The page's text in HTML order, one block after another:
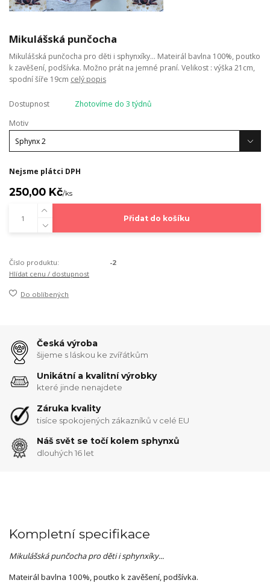
Mikulášská punčocha
Mikulášská punčocha pro děti i sphynxíky... Mateirál bavlna 100%, poutko
k zavěšení, podšívka. Možno prát na jemné praní. Velikost : výška 21cm,
spodní šíře 19cm celý popis
Dostupnost
Zhotovíme do 3 týdnů
Motiv
Nejsme plátci DPH
250,00 Kč/ks
Přidat do košíku
Číslo produktu:
-2
Hlídat cenu / dostupnost
Do oblíbených
Česká výroba
šijeme s láskou ke zvířátkům
Unikátní a kvalitní výrobky
které jinde nenajdete
Záruka kvality
tisíce spokojených zákazníků v celé EU
Náš svět se točí kolem sphynxů
dlouhých 16 let
Kompletní specifikace
Mikulášská punčocha pro děti i sphynxíky...
Mateirál bavlna 100%, poutko k zavěšení, podšívka.